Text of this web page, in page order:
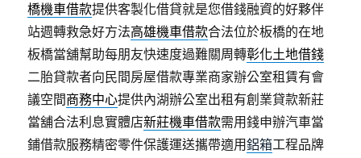
橋機車借款提供客製化借貸就是您借錢融資的好夥伴
站週轉救急好方法高雄機車借款合法位於板橋的在地
板橋當舖幫助每朋友快速度過難關周轉彰化土地借錢
二胎貸款者向民間房屋借款專業商家辦公室租賃有會
議空間商務中心提供內湖辦公室出租有創業貸款新莊
當舖合法利息實體店新莊機車借款需用錢申辦汽車當
鋪借款服務精密零件保護運送攜帶適用鋁箱工程品牌